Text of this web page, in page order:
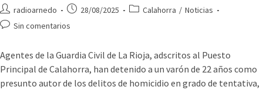
radioarnedo 28/08/2025 Calahorra / Noticias
Sin comentarios
Agentes de la Guardia Civil de La Rioja, adscritos al Puesto
Principal de Calahorra, han detenido a un varón de 22 años como
presunto autor de los delitos de homicidio en grado de tentativa,